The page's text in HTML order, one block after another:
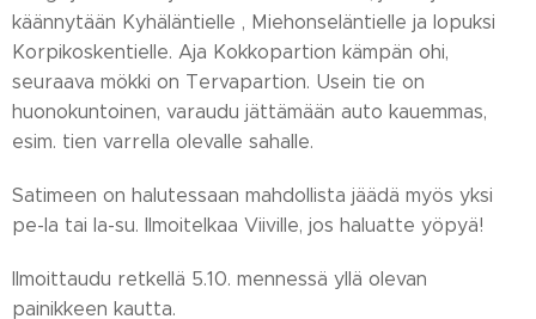
käännytään Kyhäläntielle , Miehonseläntielle ja lopuksi
Korpikoskentielle. Aja Kokkopartion kämpän ohi,
seuraava mökki on Tervapartion. Usein tie on
huonokuntoinen, varaudu jättämään auto kauemmas,
esim. tien varrella olevalle sahalle.
Satimeen on halutessaan mahdollista jäädä myös yksi
pe-la tai la-su. Ilmoitelkaa Viiville, jos haluatte yöpyä!
Ilmoittaudu retkellä 5.10. mennessä yllä olevan
painikkeen kautta.